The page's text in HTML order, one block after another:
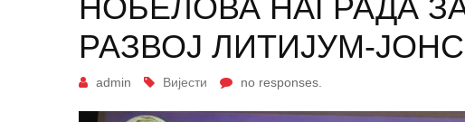
НОБЕЛОВА НАГРАДА
РАЗВОЈ ЛИТИЈУМ-
admin Вијести no responses.